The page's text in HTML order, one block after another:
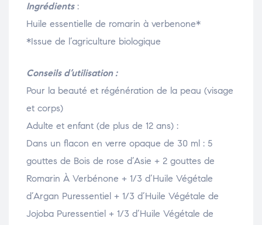
Ingrédients:
Huile essentielle de romarin à verbenone*
*Issue de l’agriculture biologique
Conseils d’utilisation :
Pour la beauté et régénération de la peau (visage
et corps)
Adulte et enfant (de plus de 12 ans) :
Dans un flacon en verre opaque de 30 ml : 5
gouttes de Bois de rose d’Asie + 2 gouttes de
Romarin À Verbénone + 1/3 d’Huile Végétale
d’Argan Puressentiel + 1/3 d’Huile Végétale de
Jojoba Puressentiel + 1/3 d’Huile Végétale de